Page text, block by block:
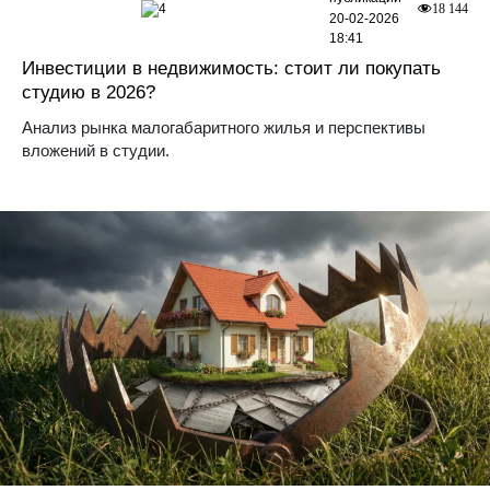
Инвестиции в недвижимость: стоит ли покупать
студию в 2026?
Анализ рынка малогабаритного жилья и перспективы
вложений в студии.
4 18 144
20-02-2026
18:41